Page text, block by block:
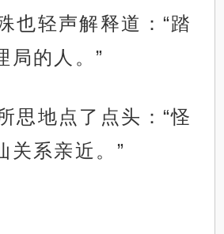
也轻声解释道：“踏
局的人。”
思地点了点头：“怪
关系亲近。”